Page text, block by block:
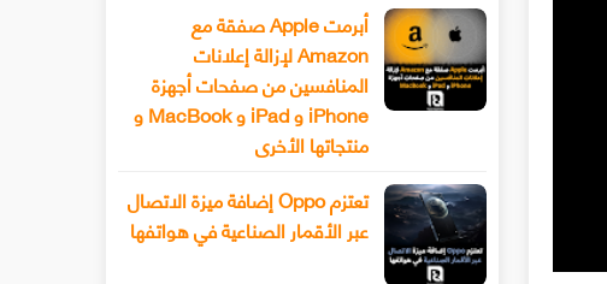
أبرمت Apple صفقة مع
Amazon لإزالة إعلانات
المنافسين من صفحات أجهزة
iPhone و iPad و MacBook و
منتجاتها الأخرى
تعتزم Oppo إضافة ميزة الاتصال
عبر الأقمار الصناعية في هواتفها